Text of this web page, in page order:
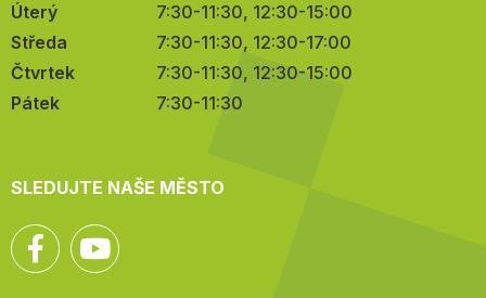
Úterý
7:30-11:30, 12:30-15:00
Středa
7:30-11:30, 12:30-17:00
Čtvrtek
7:30-11:30, 12:30-15:00
Pátek
7:30-11:30
SLEDUJTE NAŠE MĚSTO
Facebook